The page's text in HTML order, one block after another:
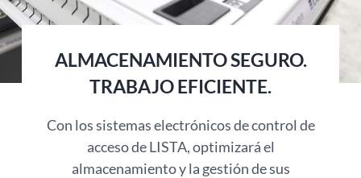
ALMACENAMIENTO SEGURO.
TRABAJO EFICIENTE.
Con los sistemas electrónicos de control de
acceso de LISTA, optimizará el
almacenamiento y la gestión de sus